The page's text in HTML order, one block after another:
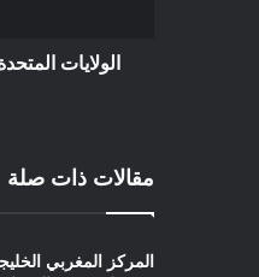
الولايات
مقالات ذات صلة
المركز المغربي